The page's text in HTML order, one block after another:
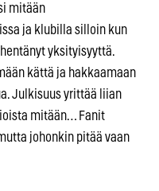
mitään
ja klubilla silloin kun
yksityisyyttä.
kättä ja hakkaamaan
Julkisuus yrittää liian
mitään… Fanit
johonkin pitää vaan